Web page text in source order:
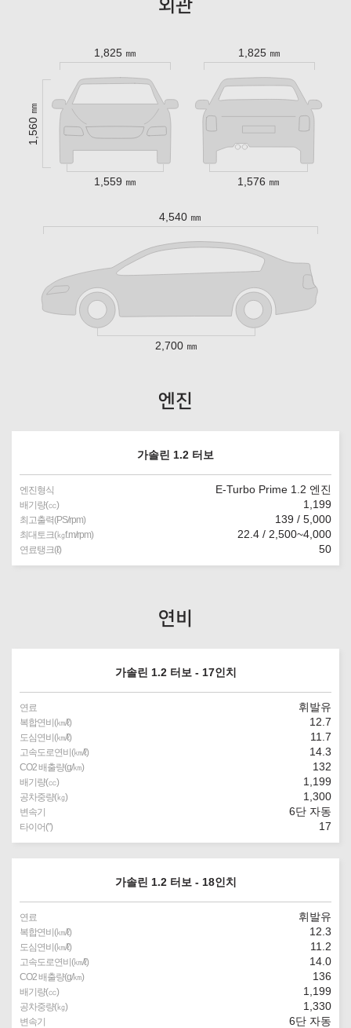
외관
1,825 ㎜ 1,825 ㎜
1,560 ㎜
1,559 ㎜ 1,576 ㎜
4,540 ㎜
2,700 ㎜
엔진
가솔린 1.2 터보
엔진형식 E-Turbo Prime 1.2 엔진
배기량(㏄) 1,199
최고출력(PS/rpm) 139 / 5,000
최대토크(㎏f.m/rpm) 22.4 / 2,500~4,000
연료탱크(ℓ) 50
연비
가솔린 1.2 터보 - 17인치
연료 휘발유
복합연비(㎞/ℓ) 12.7
도심연비(㎞/ℓ) 11.7
고속도로연비(㎞/ℓ) 14.3
CO2 배출량(g/㎞) 132
배기량(㏄) 1,199
공차중량(㎏) 1,300
변속기 6단 자동
타이어(″) 17
가솔린 1.2 터보 - 18인치
연료 휘발유
복합연비(㎞/ℓ) 12.3
도심연비(㎞/ℓ) 11.2
고속도로연비(㎞/ℓ) 14.0
CO2 배출량(g/㎞) 136
배기량(㏄) 1,199
공차중량(㎏) 1,330
변속기 6단 자동